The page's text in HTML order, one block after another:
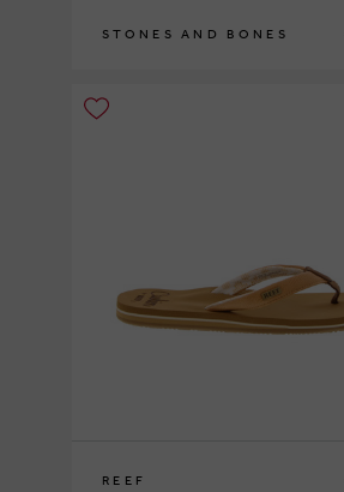
STONES AND BONES
REEF